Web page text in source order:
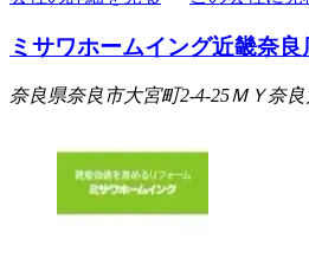
ミサワホームイング近畿奈良
奈良県奈良市大宮町2-4-25ＭＹ奈